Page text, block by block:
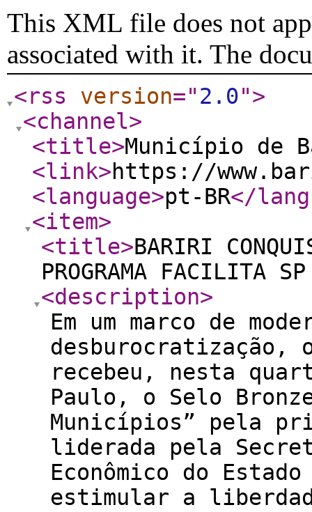
This XML file does not
associated with it. The
<rss version="2.0">
<channel>
<title>Município de
<link>https://
<language>pt-BR</
<item>
<title>BARIRI
PROGRAMA FACILITA
<description>
Em um marco de
recebeu, nesta
Paulo, o Selo
Municípios” pela
liderada pela
Econômico do
estimular a